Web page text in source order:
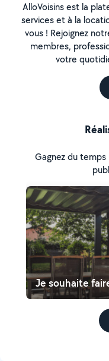
AlloVoisins est la
services et à la
vous ! Rejoignez
membres,
votre
Gagnez du
Je souhaite